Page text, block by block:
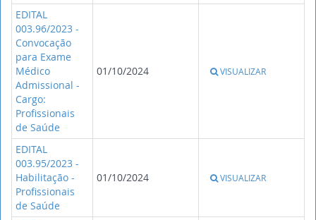
EDITAL
003.96/2023 -
Convocação
para Exame
Médico
Admissional -
Cargo:
Profissionais
de Saúde
01/10/2024 VISUALIZAR
EDITAL
003.95/2023 -
Habilitação -
Profissionais
de Saúde
01/10/2024 VISUALIZAR